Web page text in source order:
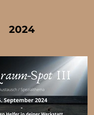
2024